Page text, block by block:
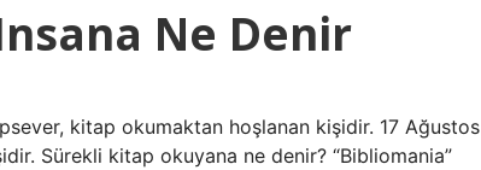
Ne Denir
kitap okumaktan hoşlanan kişidir. 17 Ağustos
Sürekli kitap okuyana ne denir? “Bibliomania”